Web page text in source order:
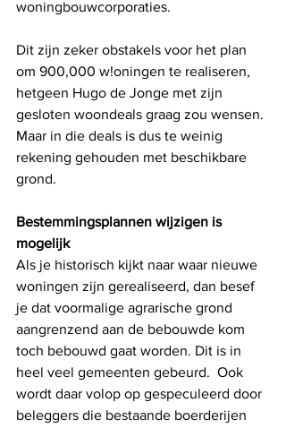
woningbouwcorporaties.
Dit zijn zeker obstakels voor het plan
om 900,000 w!oningen te realiseren,
hetgeen Hugo de Jonge met zijn
gesloten woondeals graag zou wensen.
Maar in die deals is dus te weinig
rekening gehouden met beschikbare
grond.
Bestemmingsplannen wijzigen is
mogelijk
Als je historisch kijkt naar waar nieuwe
woningen zijn gerealiseerd, dan besef
je dat voormalige agrarische grond
aangrenzend aan de bebouwde kom
toch bebouwd gaat worden. Dit is in
heel veel gemeenten gebeurd.  Ook
wordt daar volop op gespeculeerd door
beleggers die bestaande boerderijen